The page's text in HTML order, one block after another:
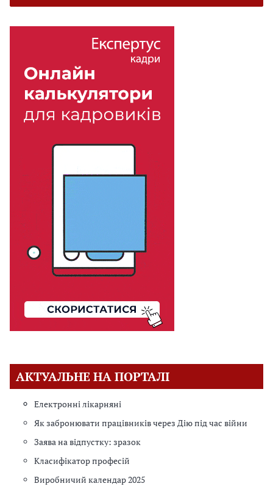
АКТУАЛЬНЕ НА ПОРТАЛІ
Електронні лікарняні
Як забронювати працівників через Дію під час війни
Заява на відпустку: зразок
Класифікатор професій
Виробничий календар 2025